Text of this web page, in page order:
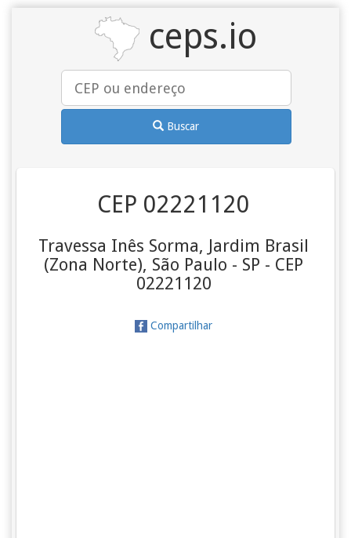
ceps.io
Buscar
CEP 02221120
Travessa Inês Sorma, Jardim Brasil
(Zona Norte), São Paulo - SP - CEP
02221120
Compartilhar